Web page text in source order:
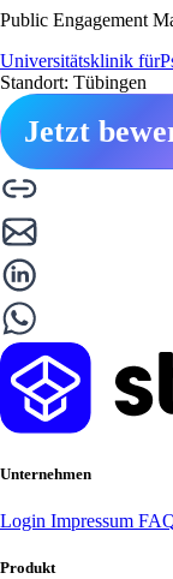
Public Engagement
Universitätsklinik
Standort: Tübingen
Jetzt
Unternehmen
Login Impressum
Produkt